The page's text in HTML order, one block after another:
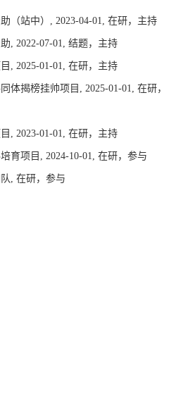
（站中）, 2023-04-01, 在研，主持
, 2022-07-01, 结题，主持
, 2025-01-01, 在研，主持
体揭榜挂帅项目, 2025-01-01, 在研，
, 2023-01-01, 在研，主持
育项目, 2024-10-01, 在研，参与
, 在研，参与